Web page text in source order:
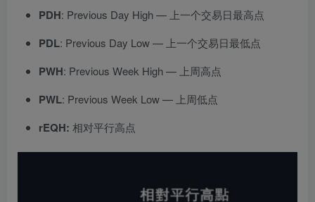
PDH: Previous Day High — 上一个交易日最高点
PDL: Previous Day Low — 上一个交易日最低点
PWH: Previous Week High — 上周高点
PWL: Previous Week Low — 上周低点
rEQH: 相对平行高点